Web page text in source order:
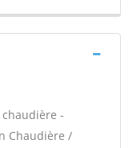
-
Chaudière /